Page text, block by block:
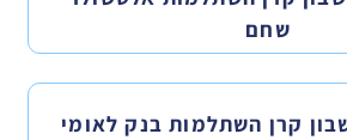
שחם
קרן השתלמות בנק לאומי